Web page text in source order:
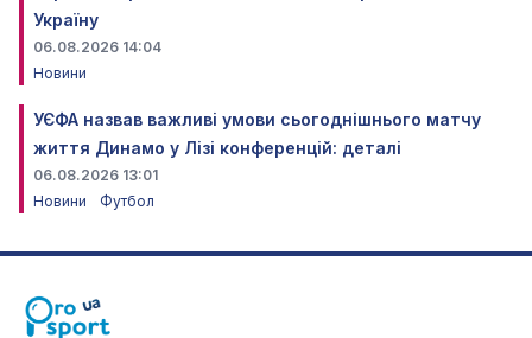
Україну
06.08.2026 14:04
Новини
УЄФА назвав важливі умови сьогоднішнього матчу
життя Динамо у Лізі конференцій: деталі
06.08.2026 13:01
Новини
Футбол